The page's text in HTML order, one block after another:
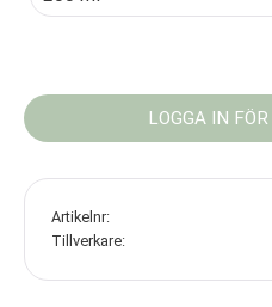
LOGGA IN
Artikelnr
Tillverkare